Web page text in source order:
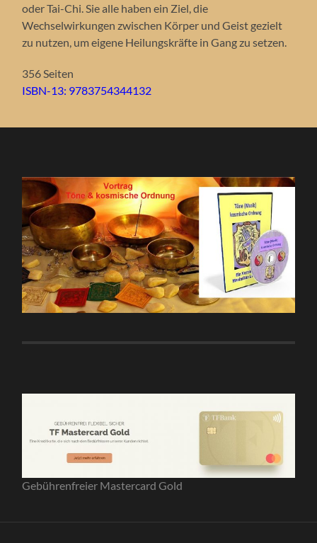
oder Tai-Chi. Sie alle haben ein Ziel, die
Wechselwirkungen zwischen Körper und Geist gezielt
zu nutzen, um eigene Heilungskräfte in Gang zu setzen.
356 Seiten
ISBN-13: 9783754344132
Gebührenfreier Mastercard Gold